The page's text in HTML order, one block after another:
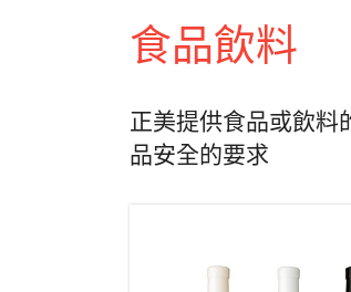
食品飲料
正美提供食品或飲料
品安全的要求